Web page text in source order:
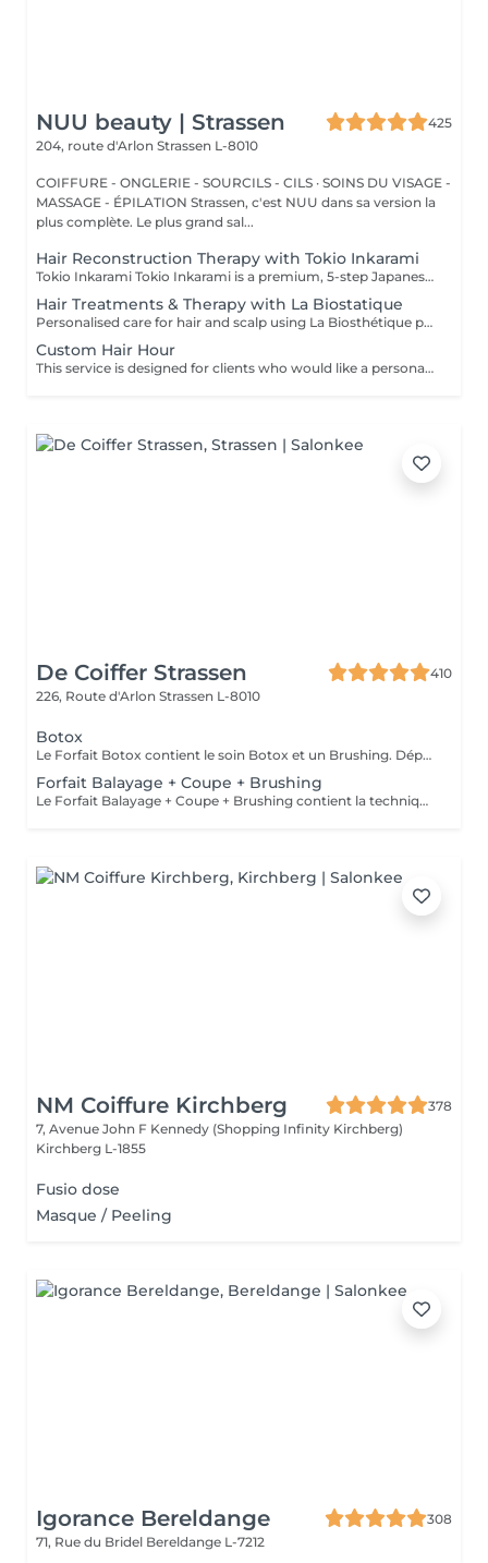
NUU beauty | Strassen
425
204, route d'Arlon Strassen L-8010
COIFFURE - ONGLERIE - SOURCILS - CILS · SOINS DU VISAGE -
MASSAGE - ÉPILATION Strassen, c'est NUU dans sa version la
plus complète. Le plus grand sal...
Hair Reconstruction Therapy with Tokio Inkarami
Tokio Inkarami Tokio Inkarami is a premium, 5-step Japanese salon treatment designed to repair damaged hair at a molecular level. Utilizing patented technology, it reconstructs keratin bonds from within, enhancing strength, shine, and elasticity for up to 46 weeks, making it ideal for bleached or processed hair. Especially recommended before colouring or lightening to reinforce hair structure and enhance colour durability. For best results, repeat every 4-6 weeks depending on hair condition. Simple, Moderate, Complex This grading reflects your hair's individual characteristics, such as texture, density, and length and is assessed by your hairdresser at the start of your visit. Not sure which to choose? We recommend booking Complex. The price will be adjusted after your consultation. Note: This is not related to the difficulty of service or timing.
Hair Treatments & Therapy with La Biostatique
Personalised care for hair and scalp using La Biosthétique products, combined with vaporisation for deep penetration. We apply targeted serums, masks or concentrates based on your hair's needs to nourish, strengthen, and revitalise. Perfect for restoring health, reducing breakage, and improving shine. Can be paired with other services. Oil therapy by La Biosthétique is a luxurious, deeply restorative treatment designed to rejuvenate even the most dry, damaged, or dehydrated hair. Powered by an exclusive blend of precious botanical oils and cutting-edge patented technology, this intensive therapy penetrates deep into the hair fiber to repair and rebuild from within.
Custom Hair Hour
This service is designed for clients who would like a personalized hair transformation that is not listed among our standard services. It allows you to create your own hair coloring, styling, or a combination of techniques according to your preferences and ideas. Whether you are looking for something unique, a custom color blend, or a specific result that requires an individual approach, this option gives you the flexibility to tailor the service together with your master. Important: This service can be booked only after a prior consultation with the master and directly at the salon. During the consultation, we will discuss your desired result, evaluate your hair condition, and determine the necessary time and estimated cost for the service. This ensures that the appointment is planned correctly and that the best possible result can be achieved.
De Coiffer Strassen
410
226, Route d'Arlon Strassen L-8010
Botox
Le Forfait Botox contient le soin Botox et un Brushing. Dépendant de la quantité de produit utilisée ou de la longueur des cheveux, le prix peut varier. En cas de questions veuillez appeler au +352 26 31 07 11.
Forfait Balayage + Coupe + Brushing
Le Forfait Balayage + Coupe + Brushing contient la technique Balayage, un coulage (pour donner le bon reflet au Balayage), Olaplex, une Coupe et un Brushing. Dépendant de la quantité de produit utilisée ou de la longueur des cheveux, le prix peut varier. En cas de questions veuillez appeler au +352 26 35 02 89.
NM Coiffure Kirchberg
378
7, Avenue John F Kennedy (Shopping Infinity Kirchberg)
Kirchberg L-1855
Fusio dose
Masque / Peeling
Igorance Bereldange
308
71, Rue du Bridel Bereldange L-7212